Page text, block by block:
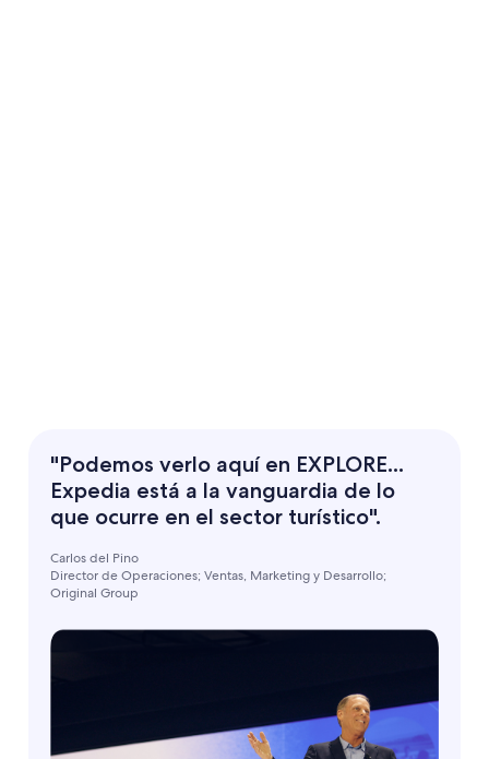
"Podemos verlo aquí en EXPLORE...
Expedia está a la vanguardia de lo
que ocurre en el sector turístico".
Carlos del Pino
Director de Operaciones; Ventas, Marketing y Desarrollo;
Original Group